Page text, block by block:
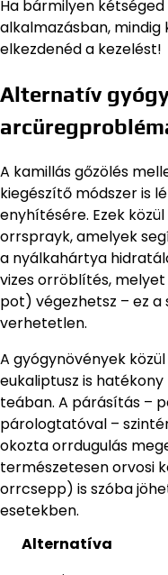
Ha bármilyen
alkalmazásban,
elkezdenéd a kezelést!
Alternatív
A kamillás gőzölés
kiegészítő módszer is
enyhítésére. Ezek
orrsprayk, amelyek
a nyálkahártya
vizes orröblítés,
pot) végezhetsz – ez
verhetetlen.
A gyógynövények
eukaliptusz is
teában. A párásítás –
párologtatóval –
okozta orrdugulás
természetesen orvosi
orrcsepp) is szóba
esetekben.
Alternatíva